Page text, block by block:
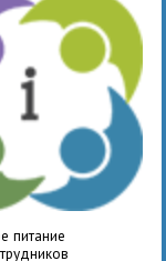
питание